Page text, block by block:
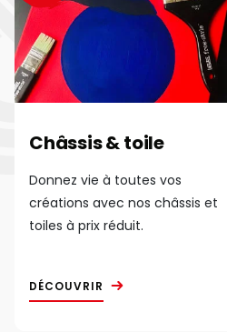
Châssis & toile
Donnez vie à toutes vos
créations avec nos châssis et
toiles à prix réduit.
DÉCOUVRIR